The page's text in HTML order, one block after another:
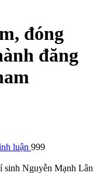
đóng
đăng
luận 999
sinh Nguyễn Mạnh Lân